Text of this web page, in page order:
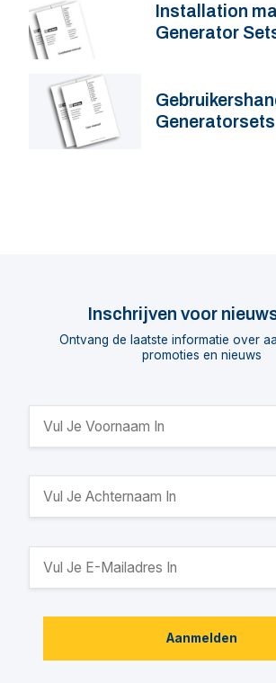
Installation
Generator
Generatorsets
Inschrijven voor
Ontvang de laatste informatie over
promoties en nieuws
Aanmelden